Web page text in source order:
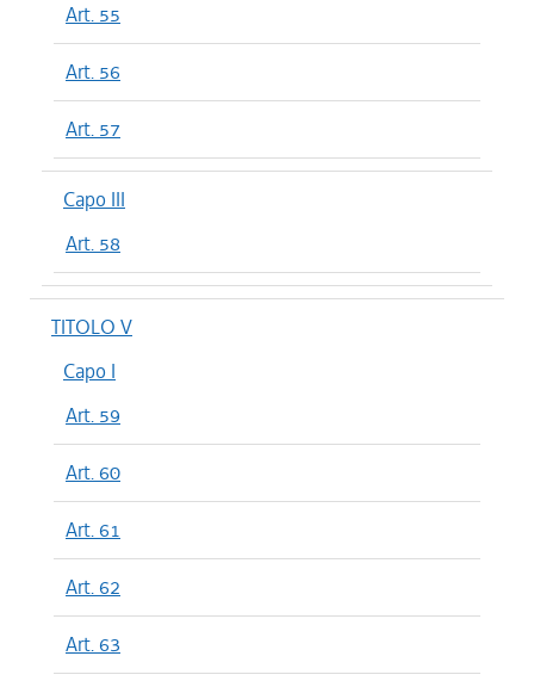
Art. 55
Art. 56
Art. 57
Capo III
Art. 58
TITOLO V
Capo I
Art. 59
Art. 60
Art. 61
Art. 62
Art. 63